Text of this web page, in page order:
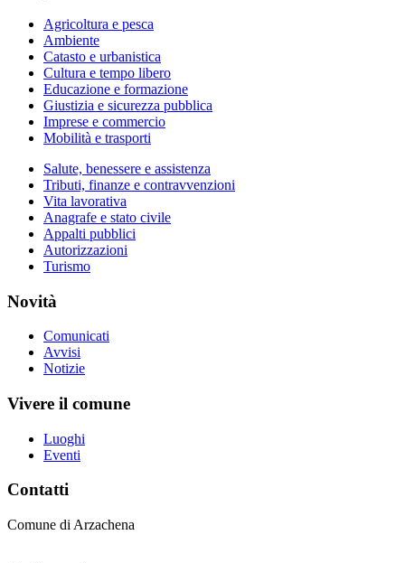
Agricoltura e pesca
Ambiente
Catasto e urbanistica
Cultura e tempo libero
Educazione e formazione
Giustizia e sicurezza pubblica
Imprese e commercio
Mobilità e trasporti
Salute, benessere e assistenza
Tributi, finanze e contravvenzioni
Vita lavorativa
Anagrafe e stato civile
Appalti pubblici
Autorizzazioni
Turismo
Novità
Comunicati
Avvisi
Notizie
Vivere il comune
Luoghi
Eventi
Contatti
Comune di Arzachena